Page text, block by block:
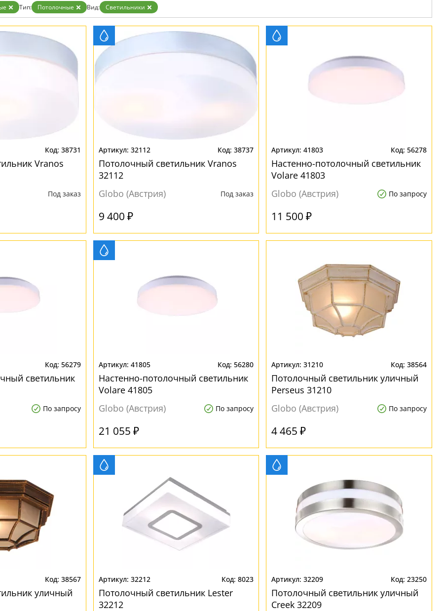
Тип: Потолочные Вид: Светильники
38731
Vranos
Под заказ
32112 38737
Потолочный светильник Vranos
32112
Globo (Австрия)
Под заказ
9 400 ₽
41803 56278
Настенно-потолочный светильник
Volare 41803
Globo (Австрия)
По запросу
11 500 ₽
56279
светильник
По запросу
41805 56280
Настенно-потолочный светильник
Volare 41805
Globo (Австрия)
По запросу
21 055 ₽
31210 38564
Потолочный светильник уличный
Perseus 31210
Globo (Австрия)
По запросу
4 465 ₽
38567
уличный
32212 8023
Потолочный светильник Lester
32212
32209 23250
Потолочный светильник уличный
Creek 32209